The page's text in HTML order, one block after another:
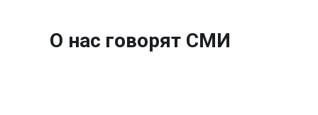
О нас говорят СМИ